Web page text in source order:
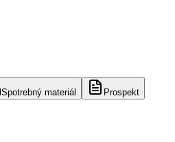
Spotrebný materiál Prospekt